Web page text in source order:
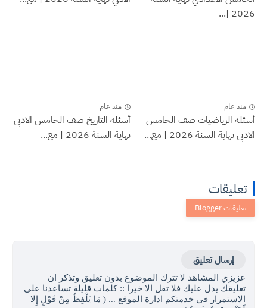
2026 |...
منذ عام
أسئلة الرياضيات صف الخامس
الادبي نهاية السنة 2026 | مع...
منذ عام
أسئلة التاريخ صف الخامس الادبي
نهاية السنة 2026 | مع...
تعليقات
إرسال تعليق
عزيزي المشاهد لا تترك الموضوع بدون تعليق وتذكر ان
تعليقك يدل عليك فلا تقل الا خيرا :: كلمات قليلة تساعدنا على
الاستمرار في خدمتكم ادارة الموقع ... ( مَا يَلْفِظُ مِنْ قَوْلٍ إِلا